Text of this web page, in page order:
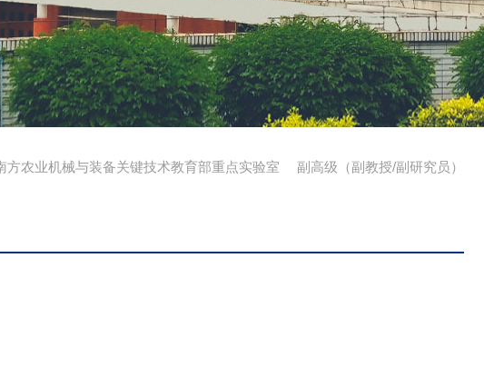
方农业机械与装备关键技术教育部重点实验室 副高级（副教授/副研究员）